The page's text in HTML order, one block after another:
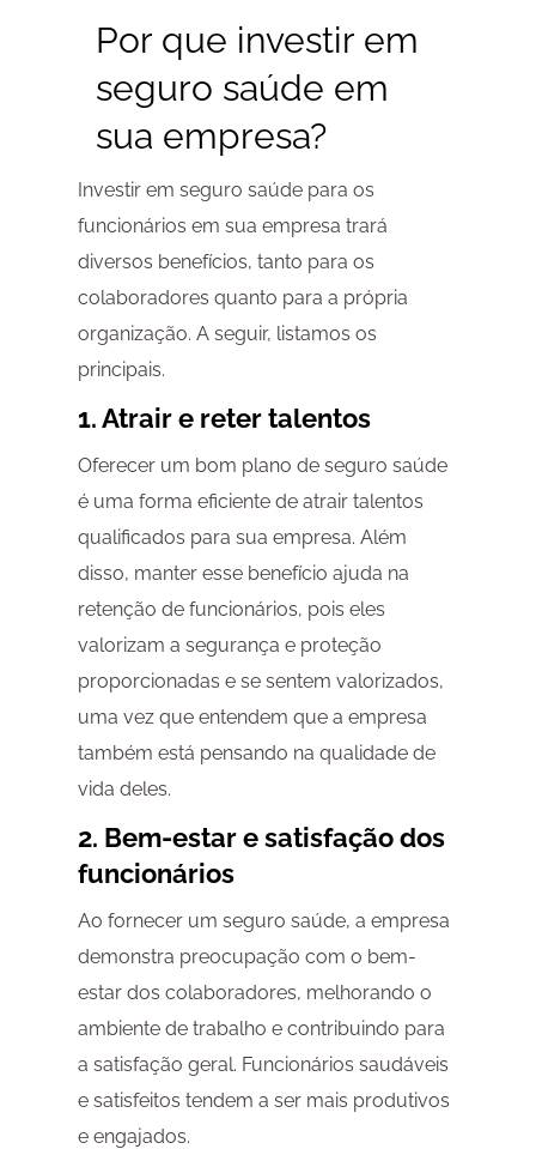
Por que investir em
seguro saúde em
sua empresa?
Investir em seguro saúde para os
funcionários em sua empresa trará
diversos benefícios, tanto para os
colaboradores quanto para a própria
organização. A seguir, listamos os
principais.
1. Atrair e reter talentos
Oferecer um bom plano de seguro saúde
é uma forma eficiente de atrair talentos
qualificados para sua empresa. Além
disso, manter esse benefício ajuda na
retenção de funcionários, pois eles
valorizam a segurança e proteção
proporcionadas e se sentem valorizados,
uma vez que entendem que a empresa
também está pensando na qualidade de
vida deles.
2. Bem-estar e satisfação dos
funcionários
Ao fornecer um seguro saúde, a empresa
demonstra preocupação com o bem-
estar dos colaboradores, melhorando o
ambiente de trabalho e contribuindo para
a satisfação geral. Funcionários saudáveis
e satisfeitos tendem a ser mais produtivos
e engajados.